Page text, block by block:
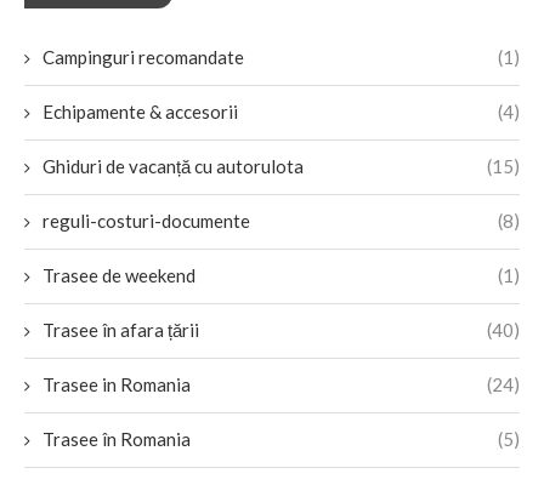
Campinguri recomandate (1)
Echipamente & accesorii (4)
Ghiduri de vacanță cu autorulota (15)
reguli-costuri-documente (8)
Trasee de weekend (1)
Trasee în afara țării (40)
Trasee in Romania (24)
Trasee în Romania (5)